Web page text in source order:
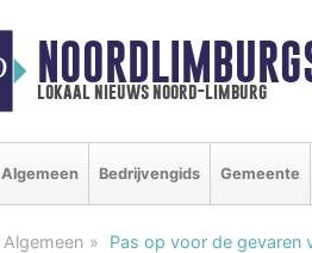
lokaal nieuws noord-limburg
Algemeen Bedrijvengids Gemeente
Algemeen Pas op voor de gevaren